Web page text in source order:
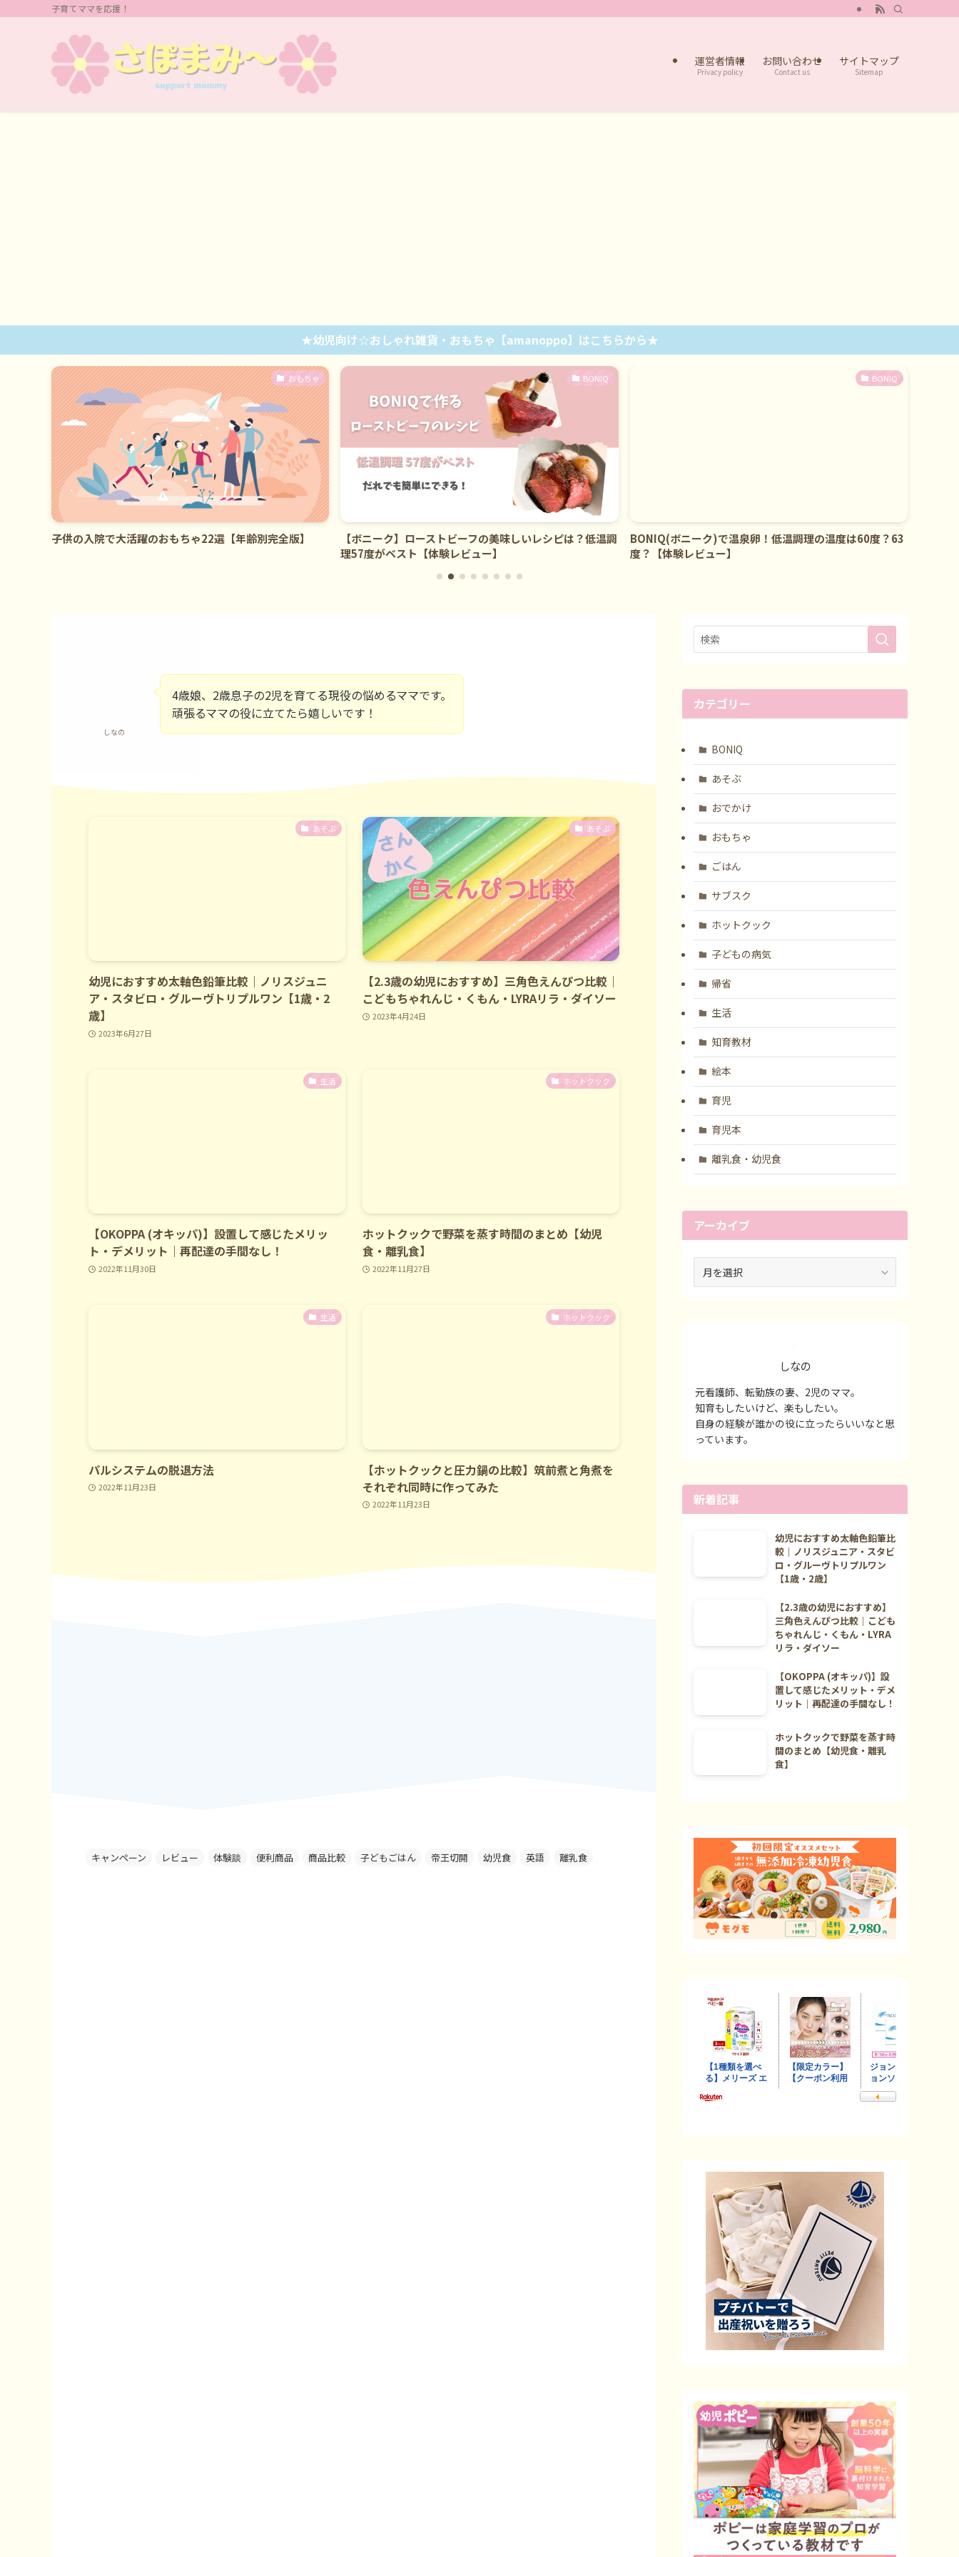
子育てママを応援！
運営者情報
Privacy policy
お問い合わせ
Contact us
サイトマップ
Sitemap
★幼児向け☆おしゃれ雑貨・おもちゃ【amanoppo】はこちらから★
おもちゃ
子供の入院で大活躍のおもちゃ22選【年齢別完全版】
BONIQ
【ボニーク】ローストビーフの美味しいレシピは？低温調
理57度がベスト【体験レビュー】
BONIQ
BONIQ(ボニーク)で温泉卵！低温調理の温度は60度？63
度？【体験レビュー】
しなの
4歳娘、2歳息子の2児を育てる現役の悩めるママです。
頑張るママの役に立てたら嬉しいです！
あそぶ
幼児におすすめ太軸色鉛筆比較｜ノリスジュニ
ア・スタビロ・グルーヴトリプルワン【1歳・2
歳】
2023年6月27日
あそぶ
【2.3歳の幼児におすすめ】三角色えんぴつ比較｜
こどもちゃれんじ・くもん・LYRAリラ・ダイソー
2023年4月24日
生活
【OKOPPA (オキッパ)】設置して感じたメリッ
ト・デメリット｜再配達の手間なし！
2022年11月30日
ホットクック
ホットクックで野菜を蒸す時間のまとめ【幼児
食・離乳食】
2022年11月27日
生活
パルシステムの脱退方法
2022年11月23日
ホットクック
【ホットクックと圧力鍋の比較】筑前煮と角煮を
それぞれ同時に作ってみた
2022年11月23日
キャンペーン レビュー 体験談 便利商品 商品比較 子どもごはん 帝王切開 幼児食 英語 離乳食
カテゴリー
BONIQ
あそぶ
おでかけ
おもちゃ
ごはん
サブスク
ホットクック
子どもの病気
帰省
生活
知育教材
絵本
育児
育児本
離乳食・幼児食
アーカイブ
しなの
元看護師、転勤族の妻、2児のママ。
知育もしたいけど、楽もしたい。
自身の経験が誰かの役に立ったらいいなと思
っています。
新着記事
幼児におすすめ太軸色鉛筆比
較｜ノリスジュニア・スタビ
ロ・グルーヴトリプルワン
【1歳・2歳】
【2.3歳の幼児におすすめ】
三角色えんぴつ比較｜こども
ちゃれんじ・くもん・LYRA
リラ・ダイソー
【OKOPPA (オキッパ)】設
置して感じたメリット・デメ
リット｜再配達の手間なし！
ホットクックで野菜を蒸す時
間のまとめ【幼児食・離乳
食】